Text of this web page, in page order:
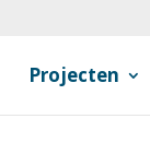
Projecten